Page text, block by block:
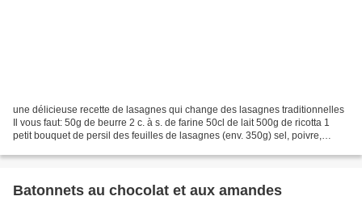
une délicieuse recette de lasagnes qui change des lasagnes traditionnelles
Il vous faut: 50g de beurre 2 c. à s. de farine 50cl de lait 500g de ricotta 1
petit bouquet de persil des feuilles de lasagnes (env. 350g) sel, poivre,
Batonnets au chocolat et aux amandes